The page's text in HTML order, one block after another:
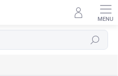
Hľadať